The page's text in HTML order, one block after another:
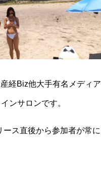
経Biz他大手有名メディア
ンサロンです。
ス直後から参加者が常に